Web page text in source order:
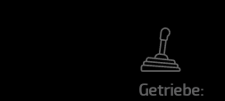
Getriebe: